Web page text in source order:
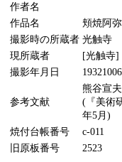
作者名
作品名
頬焼阿
撮影時の所蔵者 光触寺
現所蔵者
[光触寺]
撮影年月日
19321006
参考文献
熊谷宣
(『美術
年5月)
焼付台帳番号
c-011
旧原板番号
2523